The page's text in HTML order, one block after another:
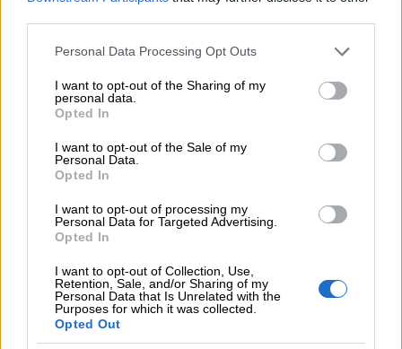
Please note that this website/app uses one or more Google
not limited to your visit or usage behaviour. You may click to
grant or deny consent to Google and its third-party tags to
use your data for below specified purposes in below Google
consent section.
Personal Data Processing Opt Outs
I want to opt-out of the Sharing of my
personal data.
Opted In
I want to opt-out of the Sale of my
Personal Data.
Opted In
I want to opt-out of processing my
Personal Data for Targeted Advertising.
Opted In
I want to opt-out of Collection, Use,
Retention, Sale, and/or Sharing of my
Personal Data that Is Unrelated with the
Purposes for which it was collected.
Opted Out
Ta upp dessa 10 saker i din
registerbeskrivning när
den nya
dataskyddsförordningen